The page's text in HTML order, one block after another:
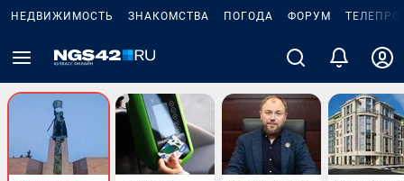
НЕДВИЖИМОСТЬ ЗНАКОМСТВА ПОГОДА ФОРУМ